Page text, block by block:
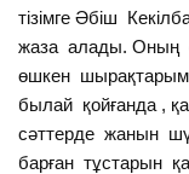
тізімге Әбіш
жаза алады. Оның
өшкен
былай қойғанда ,
сәттерде жанын
барған тұстарын